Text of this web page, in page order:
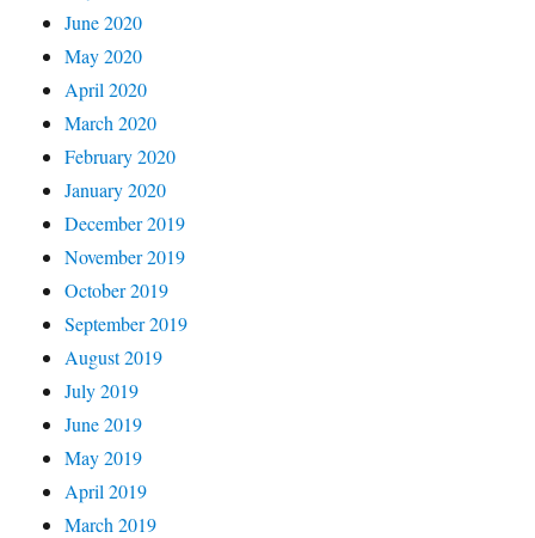
June 2020
May 2020
April 2020
March 2020
February 2020
January 2020
December 2019
November 2019
October 2019
September 2019
August 2019
July 2019
June 2019
May 2019
April 2019
March 2019